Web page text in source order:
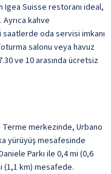
Suisse restoranı ideal,
kahve
oda servisi imkanı
salonu veya havuz
ve 10 arasında ücretsiz
merkezinde, Urbano
yürüyüş mesafesinde
Parkı ile 0,4 mi (0,6
(1,1 km) mesafede.